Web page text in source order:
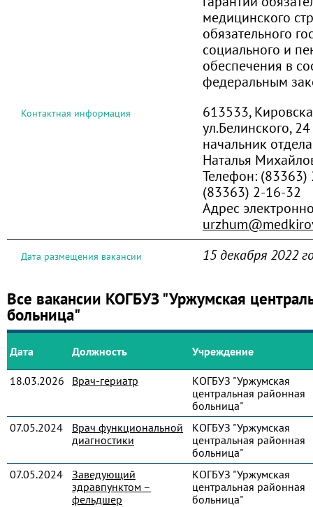
медицинского
обязательного
социального и
обеспечения в
федеральным
Контактная информация
613533,
ул.Белинского, 24
начальник
Наталья
Телефон: (83363)
(83363) 2-16-32
Адрес
Дата размещения вакансии 15 декабря 2022
Все вакансии КОГБУЗ "Уржумская
больница"
Дата Должность Учреждение
18.03.2026 Врач-гериатр
КОГБУЗ "Уржумская
центральная районная
больница"
07.05.2024
Врач функциональной
диагностики
КОГБУЗ "Уржумская
центральная районная
больница"
07.05.2024
Заведующий
здравпунктом –
фельдшер
КОГБУЗ "Уржумская
центральная районная
больница"